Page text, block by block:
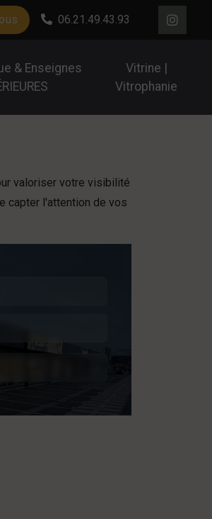
06.21.49.43.93
& Enseignes
Vitrine |
Vitrophanie
valoriser votre visibilité
capter l'attention de vos